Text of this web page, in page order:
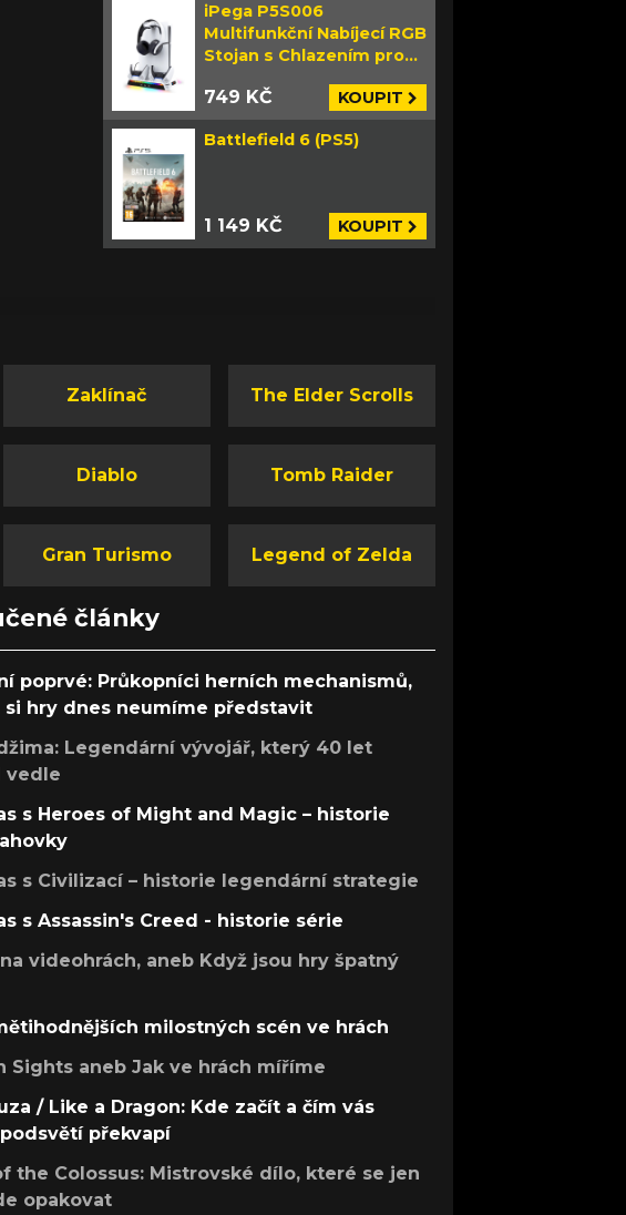
iPega P5S006
Multifunkční Nabíjecí RGB
Stojan s Chlazením pro
749 KČ KOUPIT
Battlefield 6 (PS5)
1 149 KČ KOUPIT
Zaklínač The Elder Scrolls
Diablo Tomb Raider
Gran Turismo Legend of Zelda
články
poprvé: Průkopníci herních mechanismů,
si hry dnes neumíme představit
Legendární vývojář, který 40 let
vedle
s Heroes of Might and Magic – historie
s Civilizací – historie legendární strategie
s Assassin's Creed - historie série
videohrách, aneb Když jsou hry špatný
milostných scén ve hrách
Sights aneb Jak ve hrách míříme
/ Like a Dragon: Kde začít a čím vás
překvapí
the Colossus: Mistrovské dílo, které se jen
opakovat